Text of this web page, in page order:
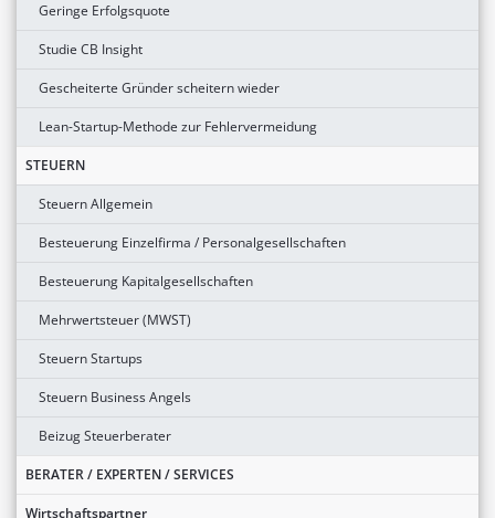
Geringe Erfolgsquote
Studie CB Insight
Gescheiterte Gründer scheitern wieder
Lean-Startup-Methode zur Fehlervermeidung
STEUERN
Steuern Allgemein
Besteuerung Einzelfirma / Personalgesellschaften
Besteuerung Kapitalgesellschaften
Mehrwertsteuer (MWST)
Steuern Startups
Steuern Business Angels
Beizug Steuerberater
BERATER / EXPERTEN / SERVICES
Wirtschaftspartner